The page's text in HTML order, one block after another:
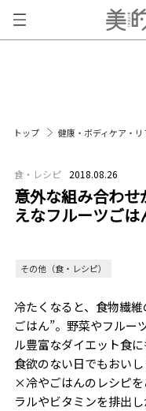
トップ 健康・ボディケア・リ
食・レシピ 2018.08.26
意外な組み合わ
えなフルーツごは
その他（食・レシピ）
冷たくなると、食物繊
ごはん”。野菜やフルー
ル豊富なダイエット食
食欲のない日でもおい
×冷やごはんのレシピ
ラルやビタミンを排出